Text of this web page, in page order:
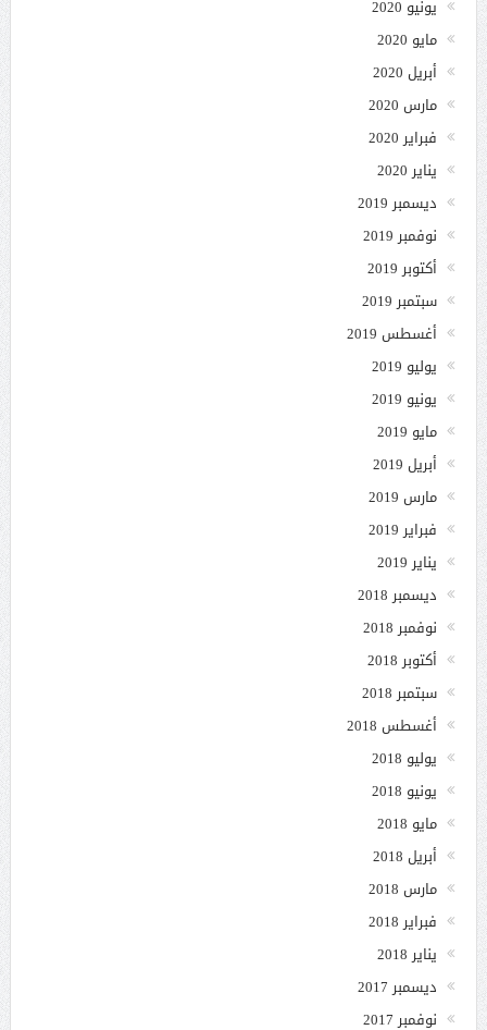
يونيو 2020
مايو 2020
أبريل 2020
مارس 2020
فبراير 2020
يناير 2020
ديسمبر 2019
نوفمبر 2019
أكتوبر 2019
سبتمبر 2019
أغسطس 2019
يوليو 2019
يونيو 2019
مايو 2019
أبريل 2019
مارس 2019
فبراير 2019
يناير 2019
ديسمبر 2018
نوفمبر 2018
أكتوبر 2018
سبتمبر 2018
أغسطس 2018
يوليو 2018
يونيو 2018
مايو 2018
أبريل 2018
مارس 2018
فبراير 2018
يناير 2018
ديسمبر 2017
نوفمبر 2017